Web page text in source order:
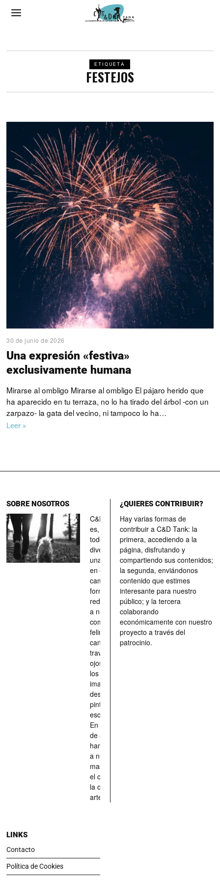
ETIQUETA
FESTEJOS
30 de junio de 2026
Una expresión «festiva»
exclusivamente humana
Mirarse al ombligo Mirarse al ombligo El pájaro herido que
ha aparecido en tu terraza, no lo ha tirado del árbol -con un
zarpazo- la gata del vecino, ni tampoco lo ha…
Leer »
SOBRE NOSOTROS
C&D Tank
es, ante
todo, un
divertimento,
una parada
en el
camino, una
forma de
redescubrir
a nuestros
compañeros
felinos y
caninos a
través de los
ojos quienes
los han
imaginado,
descrito,
pintado,
esculpido...
En definitiva,
de aquellos
han situado
a nuestras
mascotas en
el centro de
la obra de
arte.
¿QUIERES CONTRIBUIR?
Hay varias formas de
contribuir a C&D Tank: la
primera, accediendo a la
página, disfrutando y
compartiendo sus contenidos;
la segunda, enviándonos
contenido que estimes
interesante para nuestro
público; y la tercera
colaborando
económicamente con nuestro
proyecto a través del
patrocinio.
LINKS
Contacto
Política de Cookies